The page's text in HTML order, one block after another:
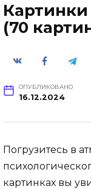
(70
ОПУБЛИКОВАНО
16.12.2024
Погрузитесь в
картинках вы